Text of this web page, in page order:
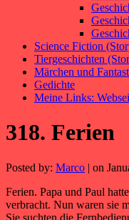
Science Fiction
Tiergeschichten
Märchen und
Gedichte
Meine Links:
318. Ferien
Posted by: Marco | on
Ferien. Papa und Paul
verbracht. Nun waren sie
Sie suchten die